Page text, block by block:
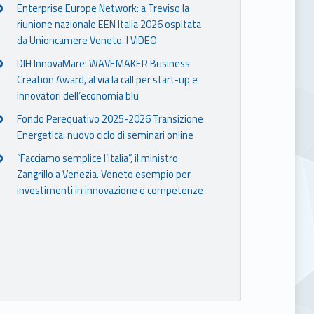
Enterprise Europe Network: a Treviso la
riunione nazionale EEN Italia 2026 ospitata
da Unioncamere Veneto. I VIDEO
DIH InnovaMare: WAVEMAKER Business
Creation Award, al via la call per start-up e
innovatori dell’economia blu
Fondo Perequativo 2025-2026 Transizione
Energetica: nuovo ciclo di seminari online
“Facciamo semplice l’Italia”, il ministro
Zangrillo a Venezia. Veneto esempio per
investimenti in innovazione e competenze